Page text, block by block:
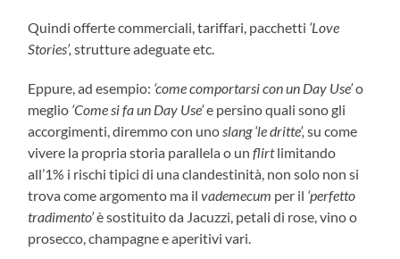
Quindi offerte commerciali, tariffari, pacchetti ‘Love
Stories’, strutture adeguate etc.
Eppure, ad esempio: ‘come comportarsi con un Day Use’o
meglio ‘Come si fa un Day Use’e persino quali sono gli
accorgimenti, diremmo con uno slang ‘le dritte’, su come
vivere la propria storia parallela o unflirtlimitando
all’1% i rischi tipici di una clandestinità, non solo non si
trova come argomento ma ilvademecum per il ‘perfetto
tradimento’è sostituito da Jacuzzi, petali di rose, vino o
prosecco, champagne e aperitivi vari.